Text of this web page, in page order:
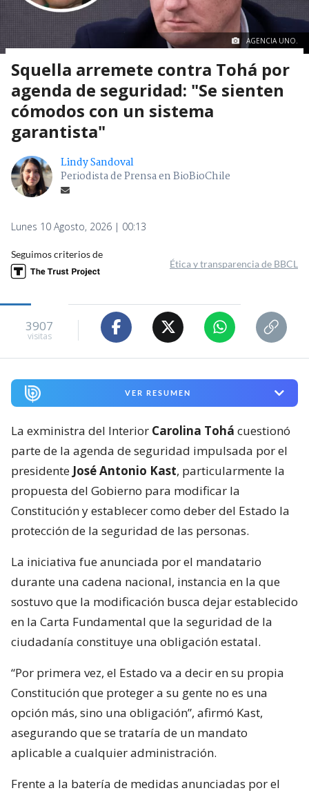
AGENCIA UNO.
Squella arremete contra Tohá por
agenda de seguridad: "Se sienten
cómodos con un sistema
garantista"
Lindy Sandoval
Periodista de Prensa en BioBioChile
Lunes 10 Agosto, 2026 | 00:13
Seguimos criterios de
Ética y transparencia de BBCL
3907
visitas
VER RESUMEN
La exministra del Interior Carolina Tohá cuestionó
parte de la agenda de seguridad impulsada por el
presidente José Antonio Kast, particularmente la
propuesta del Gobierno para modificar la
Constitución y establecer como deber del Estado la
protección de la seguridad de las personas.
La iniciativa fue anunciada por el mandatario
durante una cadena nacional, instancia en la que
sostuvo que la modificación busca dejar establecido
en la Carta Fundamental que la seguridad de la
ciudadanía constituye una obligación estatal.
“Por primera vez, el Estado va a decir en su propia
Constitución que proteger a su gente no es una
opción más, sino una obligación”, afirmó Kast,
asegurando que se trataría de un mandato
aplicable a cualquier administración.
Frente a la batería de medidas anunciadas por el